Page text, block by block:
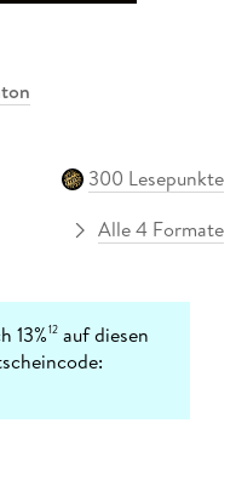
300 Lesepunkte
Alle 4 Formate
13%12 auf diesen